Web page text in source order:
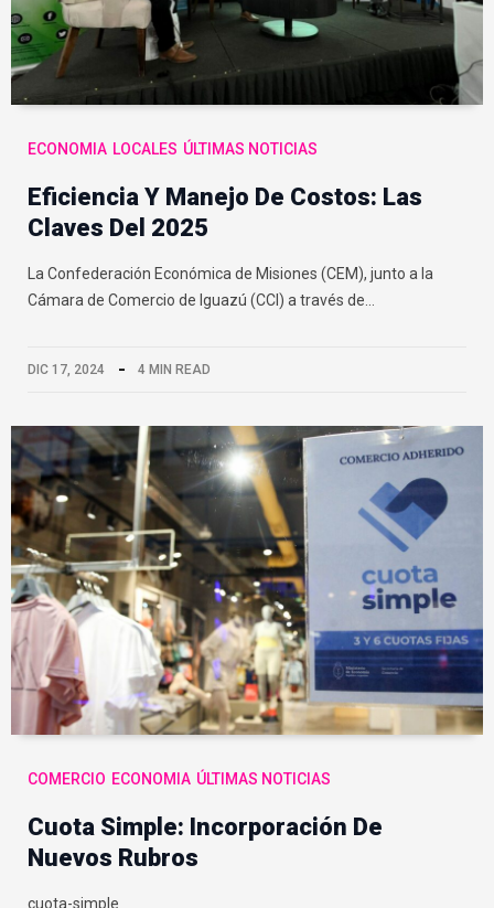
ECONOMIA LOCALES ÚLTIMAS NOTICIAS
Eficiencia Y Manejo De Costos: Las
Claves Del 2025
La Confederación Económica de Misiones (CEM), junto a la
Cámara de Comercio de Iguazú (CCI) a través de…
DIC 17, 2024 4 MIN READ
COMERCIO ECONOMIA ÚLTIMAS NOTICIAS
Cuota Simple: Incorporación De
Nuevos Rubros
cuota-simple